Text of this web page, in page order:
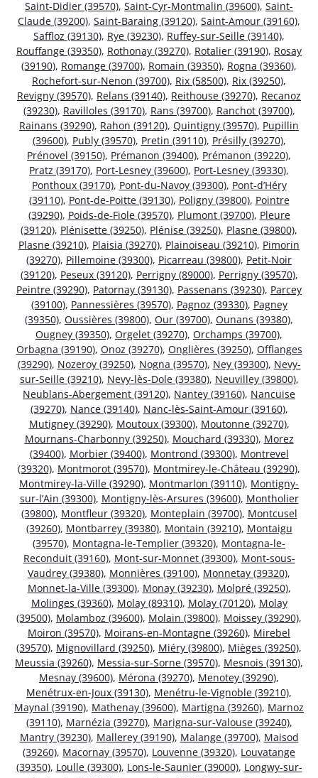
Saint-Didier (39570), Saint-Cyr-Montmalin (39600), Saint-
Claude (39200), Saint-Baraing (39120), Saint-Amour (39160),
Saffloz (39130), Rye (39230), Ruffey-sur-Seille (39140),
Rouffange (39350), Rothonay (39270), Rotalier (39190), Rosay
(39190), Romange (39700), Romain (39350), Rogna (39360),
Rochefort-sur-Nenon (39700), Rix (58500), Rix (39250),
Revigny (39570), Relans (39140), Reithouse (39270), Recanoz
(39230), Ravilloles (39170), Rans (39700), Ranchot (39700),
Rainans (39290), Rahon (39120), Quintigny (39570), Pupillin
(39600), Publy (39570), Pretin (39110), Présilly (39270),
Prénovel (39150), Prémanon (39400), Prémanon (39220),
Pratz (39170), Port-Lesney (39600), Port-Lesney (39330),
Ponthoux (39170), Pont-du-Navoy (39300), Pont-d’Héry
(39110), Pont-de-Poitte (39130), Poligny (39800), Pointre
(39290), Poids-de-Fiole (39570), Plumont (39700), Pleure
(39120), Plénisette (39250), Plénise (39250), Plasne (39800),
Plasne (39210), Plaisia (39270), Plainoiseau (39210), Pimorin
(39270), Pillemoine (39300), Picarreau (39800), Petit-Noir
(39120), Peseux (39120), Perrigny (89000), Perrigny (39570),
Peintre (39290), Patornay (39130), Passenans (39230), Parcey
(39100), Pannessières (39570), Pagnoz (39330), Pagney
(39350), Oussières (39800), Our (39700), Ounans (39380),
Ougney (39350), Orgelet (39270), Orchamps (39700),
Orbagna (39190), Onoz (39270), Onglières (39250), Offlanges
(39290), Nozeroy (39250), Nogna (39570), Ney (39300), Nevy-
sur-Seille (39210), Nevy-lès-Dole (39380), Neuvilley (39800),
Neublans-Abergement (39120), Nantey (39160), Nancuise
(39270), Nance (39140), Nanc-lès-Saint-Amour (39160),
Mutigney (39290), Moutoux (39300), Moutonne (39270),
Mournans-Charbonny (39250), Mouchard (39330), Morez
(39400), Morbier (39400), Montrond (39300), Montrevel
(39320), Montmorot (39570), Montmirey-le-Château (39290),
Montmirey-la-Ville (39290), Montmarlon (39110), Montigny-
sur-l’Ain (39300), Montigny-lès-Arsures (39600), Montholier
(39800), Montfleur (39320), Monteplain (39700), Montcusel
(39260), Montbarrey (39380), Montain (39210), Montaigu
(39570), Montagna-le-Templier (39320), Montagna-le-
Reconduit (39160), Mont-sur-Monnet (39300), Mont-sous-
Vaudrey (39380), Monnières (39100), Monnetay (39320),
Monnet-la-Ville (39300), Monay (39230), Molpré (39250),
Molinges (39360), Molay (89310), Molay (70120), Molay
(39500), Molamboz (39600), Molain (39800), Moissey (39290),
Moiron (39570), Moirans-en-Montagne (39260), Mirebel
(39570), Mignovillard (39250), Miéry (39800), Mièges (39250),
Meussia (39260), Messia-sur-Sorne (39570), Mesnois (39130),
Mesnay (39600), Mérona (39270), Menotey (39290),
Menétrux-en-Joux (39130), Menétru-le-Vignoble (39210),
Maynal (39190), Mathenay (39600), Martigna (39260), Marnoz
(39110), Marnézia (39270), Marigna-sur-Valouse (39240),
Mantry (39230), Mallerey (39190), Malange (39700), Maisod
(39260), Macornay (39570), Louvenne (39320), Louvatange
(39350), Loulle (39300), Lons-le-Saunier (39000), Longwy-sur-